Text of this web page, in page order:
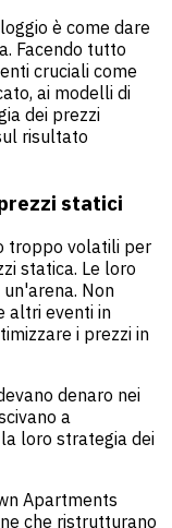
è come dare
Facendo tutto
cruciali come
ai modelli di
dei prezzi
risultato
statici
troppo volatili per
statica. Le loro
Non
altri eventi in
i prezzi in
denaro nei
a
loro strategia dei
Apartments
che ristrutturano